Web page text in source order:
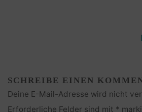
SCHREIBE EINEN
Deine E-Mail-Adresse wird nicht
Erforderliche Felder sind mit *